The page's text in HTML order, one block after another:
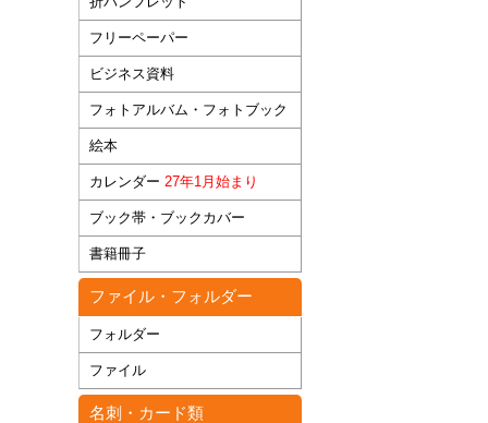
フリーペーパー
ビジネス資料
フォトアルバム・フォトブック
絵本
カレンダー 27年1月始まり
ブック帯・ブックカバー
書籍冊子
ファイル・フォルダー
フォルダー
ファイル
名刺・カード類